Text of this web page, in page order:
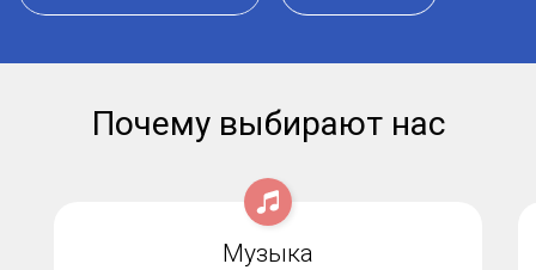
Почему выбирают нас
Музыка